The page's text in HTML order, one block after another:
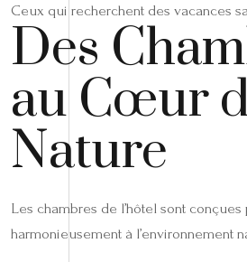
Ceux qui recherchent des vacances
Des
au Cœur
Nature
Les chambres de l’hôtel sont conçues
harmonieusement à l’environnement